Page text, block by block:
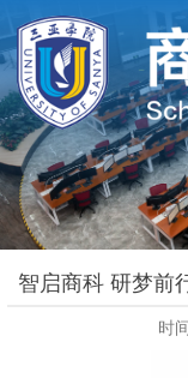
智启商科 研梦前
时